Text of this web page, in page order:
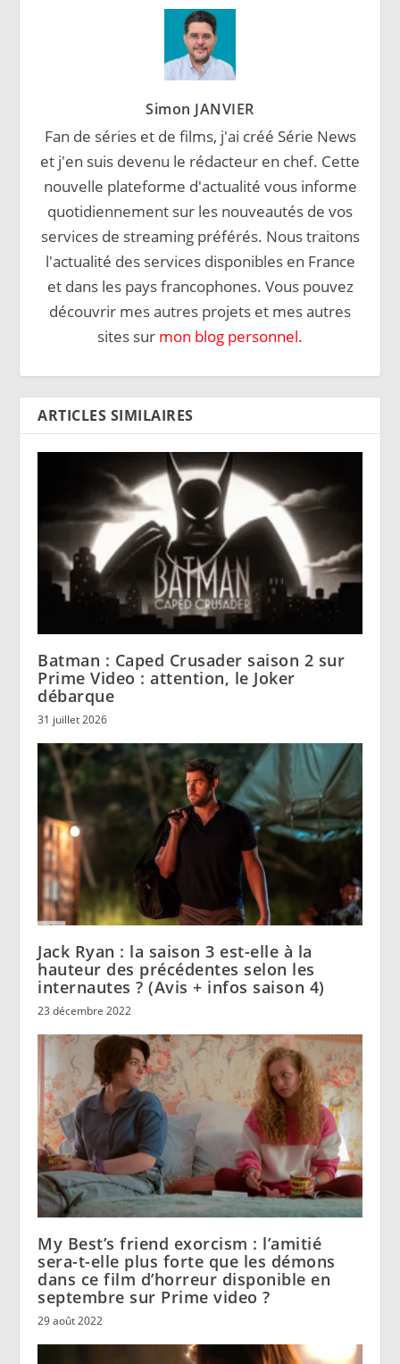
Simon JANVIER
Fan de séries et de films, j'ai créé Série News
et j'en suis devenu le rédacteur en chef. Cette
nouvelle plateforme d'actualité vous informe
quotidiennement sur les nouveautés de vos
services de streaming préférés. Nous traitons
l'actualité des services disponibles en France
et dans les pays francophones. Vous pouvez
découvrir mes autres projets et mes autres
sites sur mon blog personnel.
ARTICLES SIMILAIRES
Batman : Caped Crusader saison 2 sur
Prime Video : attention, le Joker
débarque
31 juillet 2026
Jack Ryan : la saison 3 est-elle à la
hauteur des précédentes selon les
internautes ? (Avis + infos saison 4)
23 décembre 2022
My Best’s friend exorcism : l’amitié
sera-t-elle plus forte que les démons
dans ce film d’horreur disponible en
septembre sur Prime video ?
29 août 2022